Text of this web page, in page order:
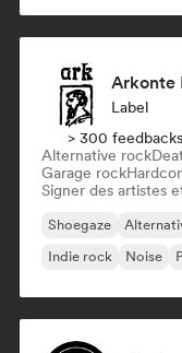
Arkonte
Label
> 300
Alternative rock
Garage rock
Signer des artistes
Shoegaze
Indie rock
Noise